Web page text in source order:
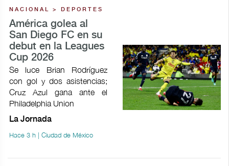
NACIONAL > DEPORTES
América golea al
San Diego FC en su
debut en la Leagues
Cup 2026
Se luce Brian Rodríguez
con gol y dos asistencias;
Cruz Azul gana ante el
Philadelphia Union
La Jornada
Hace 3 h | Ciudad de México